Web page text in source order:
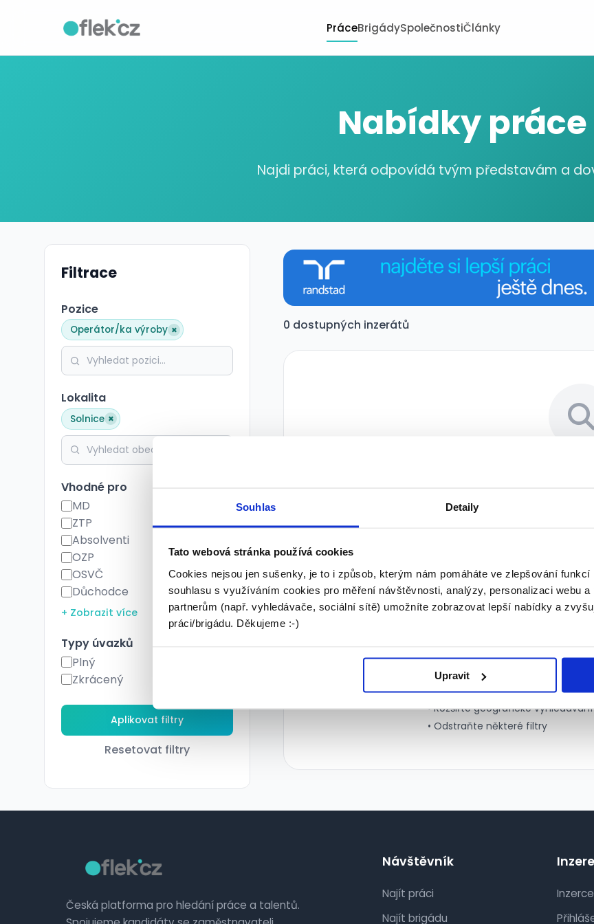
Souhlas Detaily
Tato webová stránka používá cookies
Cookies nejsou jen sušenky, je to i způsob, kterým nám pomáháte ve zlepšování
souhlasu s využíváním cookies pro měření návštěvnosti, analýzy, personalizaci webu
partnerům (např. vyhledávače, sociální sítě) umožníte zobrazovat lepší nabídky a
práci/brigádu. Děkujeme :-)
Upravit
PráceBrigádySpolečnostiČlánky
Nabídky práce
Najdi práci, která odpovídá tvým představám a
Filtrace
Pozice
Operátor/ka výroby ×
Lokalita
Solnice ×
Vhodné pro
MD
ZTP
Absolventi
OZP
OSVČ
Důchodce
+ Zobrazit více
Typy úvazků
Plný
Zkrácený
Resetovat filtry
0 dostupných inzerátů
Bohužel jsme
Pro vaše vyhledávací
• Zkuste zvolit více pozic
• Rozšiřte geografické vyhledávání
• Odstraňte některé filtry
Česká platforma pro hledání práce a talentů.
Návštěvník
Najít práci
Najít brigádu
Inzerce